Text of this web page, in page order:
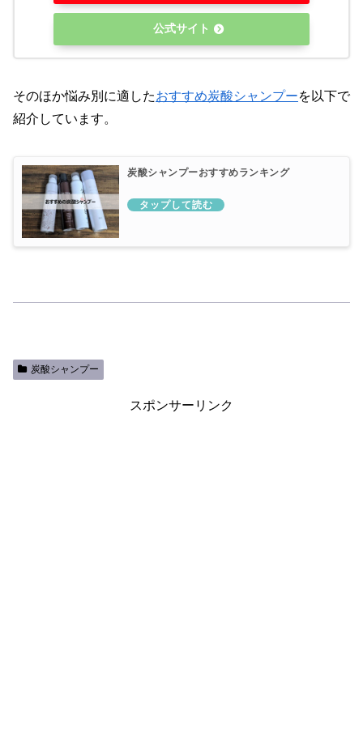
公式サイト
そのほか悩み別に適したおすすめ炭酸シャンプーを以下で
紹介しています。
炭酸シャンプーおすすめランキング
炭酸シャンプー
スポンサーリンク